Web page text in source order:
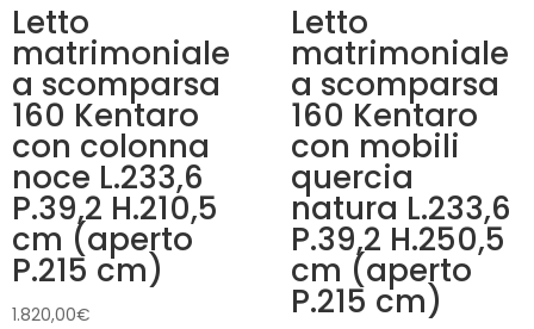
Letto
matrimoniale
a scomparsa
160 Kentaro
con colonna
noce L.233,6
P.39,2 H.210,5
cm (aperto
P.215 cm)
1.820,00€
Letto
matrimoniale
a scomparsa
160 Kentaro
con mobili
quercia
natura L.233,6
P.39,2 H.250,5
cm (aperto
P.215 cm)